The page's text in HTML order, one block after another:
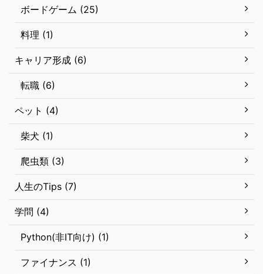
ボードゲーム (25)
料理 (1)
キャリア形成 (6)
転職 (6)
ペット (4)
柴犬 (1)
爬虫類 (3)
人生のTips (7)
学問 (4)
Python(非IT向け) (1)
ファイナンス (1)